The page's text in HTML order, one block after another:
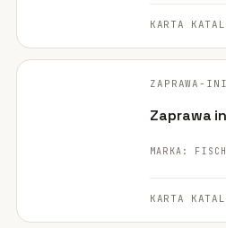
KARTA
FISCHER ·
ORYGINALNE ZDJĘCIE
ZAPRAWA-
Zaprawa
MARKA:
KARTA
FISCHER ·